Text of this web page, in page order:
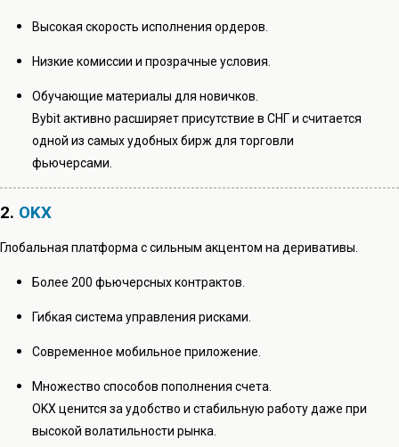
Высокая скорость исполнения ордеров.
Низкие комиссии и прозрачные условия.
Обучающие материалы для новичков.
Bybit активно расширяет присутствие в СНГ и считается
одной из самых удобных бирж для торговли
фьючерсами.
2. OKX
Глобальная платформа с сильным акцентом на деривативы.
Более 200 фьючерсных контрактов.
Гибкая система управления рисками.
Современное мобильное приложение.
Множество способов пополнения счета.
OKX ценится за удобство и стабильную работу даже при
высокой волатильности рынка.